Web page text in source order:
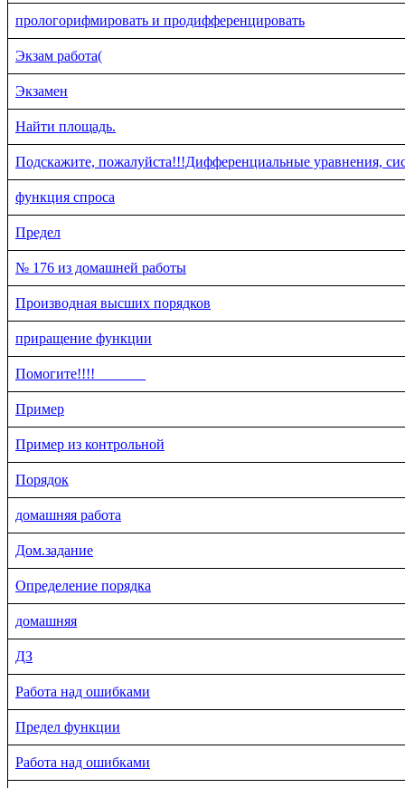
прологорифмировать и продифференцировать
Экзам работа(
Экзамен
Найти площадь.
Подскажите, пожалуйста!!!Дифференциальные уравнения,
функция спроса
Предел
№ 176 из домашней работы
Производная высших порядков
приращение функции
Помогите!!!!_______
Пример
Пример из контрольной
Порядок
домашняя работа
Дом.задание
Определение порядка
домашняя
ДЗ
Работа над ошибками
Предел функции
Работа над ошибками